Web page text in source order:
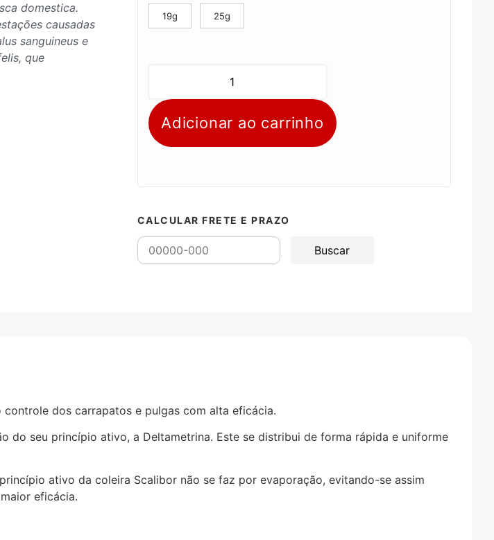
domestica.
causadas
sanguineus e
que
19g 25g
Adicionar ao carrinho
CALCULAR FRETE E PRAZO
dos carrapatos e pulgas com alta eficácia.
do seu princípio ativo, a Deltametrina. Este se distribui de forma rápida e uniforme
ativo da coleira Scalibor não se faz por evaporação, evitando-se assim
eficácia.